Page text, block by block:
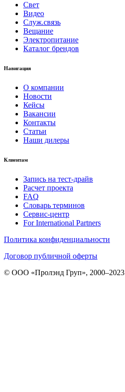
Свет
Видео
Служ.связь
Вещание
Электропитание
Каталог брендов
Навигация
О компании
Новости
Кейсы
Вакансии
Контакты
Статьи
Наши дилеры
Клиентам
Запись на тест-драйв
Расчет проекта
FAQ
Словарь терминов
Сервис-центр
For International Partners
Политика конфиденциальности
Договор публичной оферты
© ООО «Пролэнд Груп», 2000–2023